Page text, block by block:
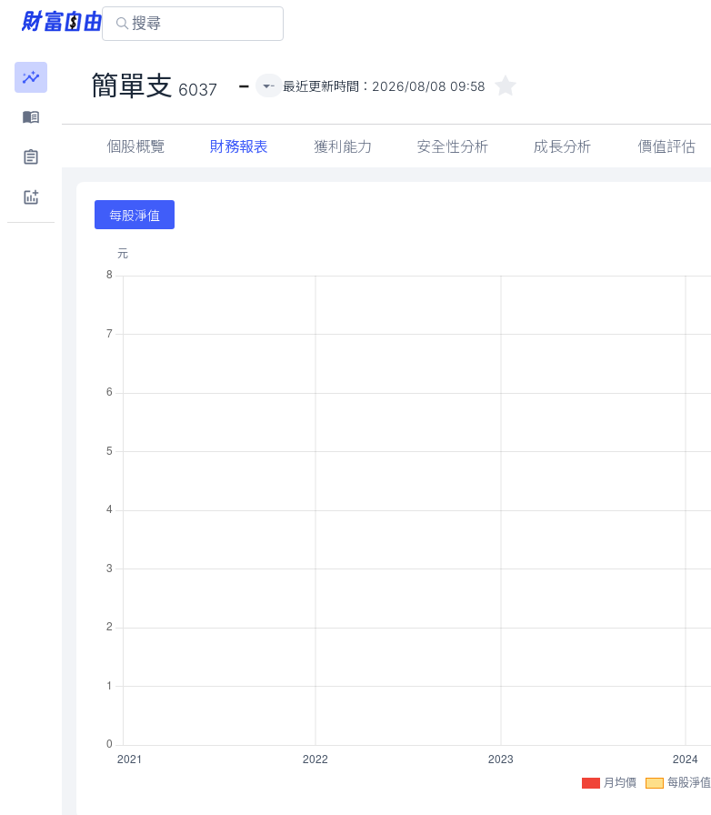
簡單支 6037 - - 最近更新時間： 2026/08/08 09:58
個股概覽 財務報表 獲利能力 安全性分析 成長分析 價值評估
每股淨值
月均價 每股淨值